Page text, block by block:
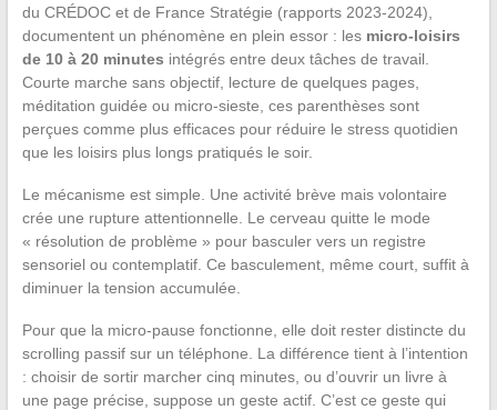
du CRÉDOC et de France Stratégie (rapports 2023-2024),
documentent un phénomène en plein essor : les micro-loisirs
de 10 à 20 minutes intégrés entre deux tâches de travail.
Courte marche sans objectif, lecture de quelques pages,
méditation guidée ou micro-sieste, ces parenthèses sont
perçues comme plus efficaces pour réduire le stress quotidien
que les loisirs plus longs pratiqués le soir.
Le mécanisme est simple. Une activité brève mais volontaire
crée une rupture attentionnelle. Le cerveau quitte le mode
« résolution de problème » pour basculer vers un registre
sensoriel ou contemplatif. Ce basculement, même court, suffit à
diminuer la tension accumulée.
Pour que la micro-pause fonctionne, elle doit rester distincte du
scrolling passif sur un téléphone. La différence tient à l’intention
: choisir de sortir marcher cinq minutes, ou d’ouvrir un livre à
une page précise, suppose un geste actif. C’est ce geste qui